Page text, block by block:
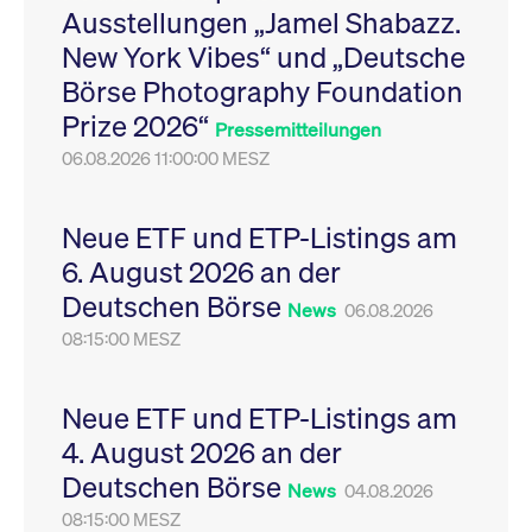
Ausstellungen „Jamel Shabazz.
New York Vibes“ und „Deutsche
Börse Photography Foundation
Prize 2026“ Pressemitteilungen
06.08.2026 11:00:00 MESZ
Neue ETF und ETP-Listings am
6. August 2026 an der
Deutschen Börse News 06.08.2026
08:15:00 MESZ
Neue ETF und ETP-Listings am
4. August 2026 an der
Deutschen Börse News 04.08.2026
08:15:00 MESZ
Leistung der Website
zu messen. Es handelt
sich um ein Muster-
Cookie, bei dem auf
das Präfix _pk_ses
eine kurze Reihe von
VISITOR_PRIVACY_METADATA
YouTube
.youtube.com
6
Monate
Dieses Cookie dient
Speicherung der
Einwilligungs- und
des Nutzers für ihre
Interaktion mit der
Sitzungen geehrt